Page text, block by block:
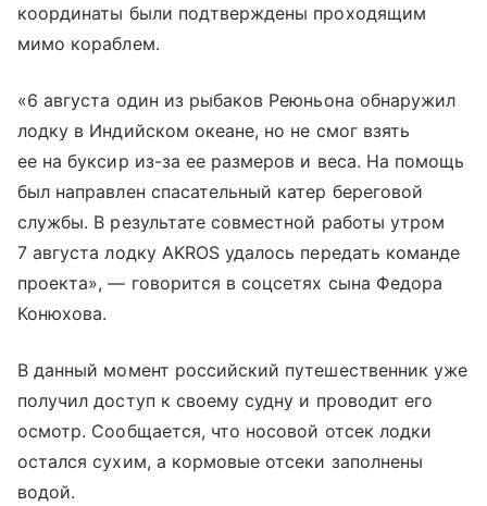
координаты были подтверждены проходящим
мимо кораблем.
«6 августа один из рыбаков Реюньона обнаружил
лодку в Индийском океане, но не смог взять
ее на буксир из-за ее размеров и веса. На помощь
был направлен спасательный катер береговой
службы. В результате совместной работы утром
7 августа лодку AKROS удалось передать команде
проекта», — говорится в соцсетях сына Федора
Конюхова.
В данный момент российский путешественник уже
получил доступ к своему судну и проводит его
осмотр. Сообщается, что носовой отсек лодки
остался сухим, а кормовые отсеки заполнены
водой.